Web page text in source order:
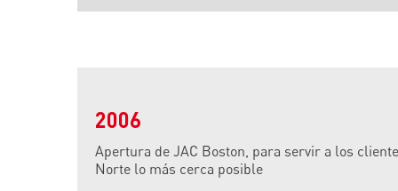
2006
Apertura de JAC Boston, para servir a los
Norte lo más cerca posible